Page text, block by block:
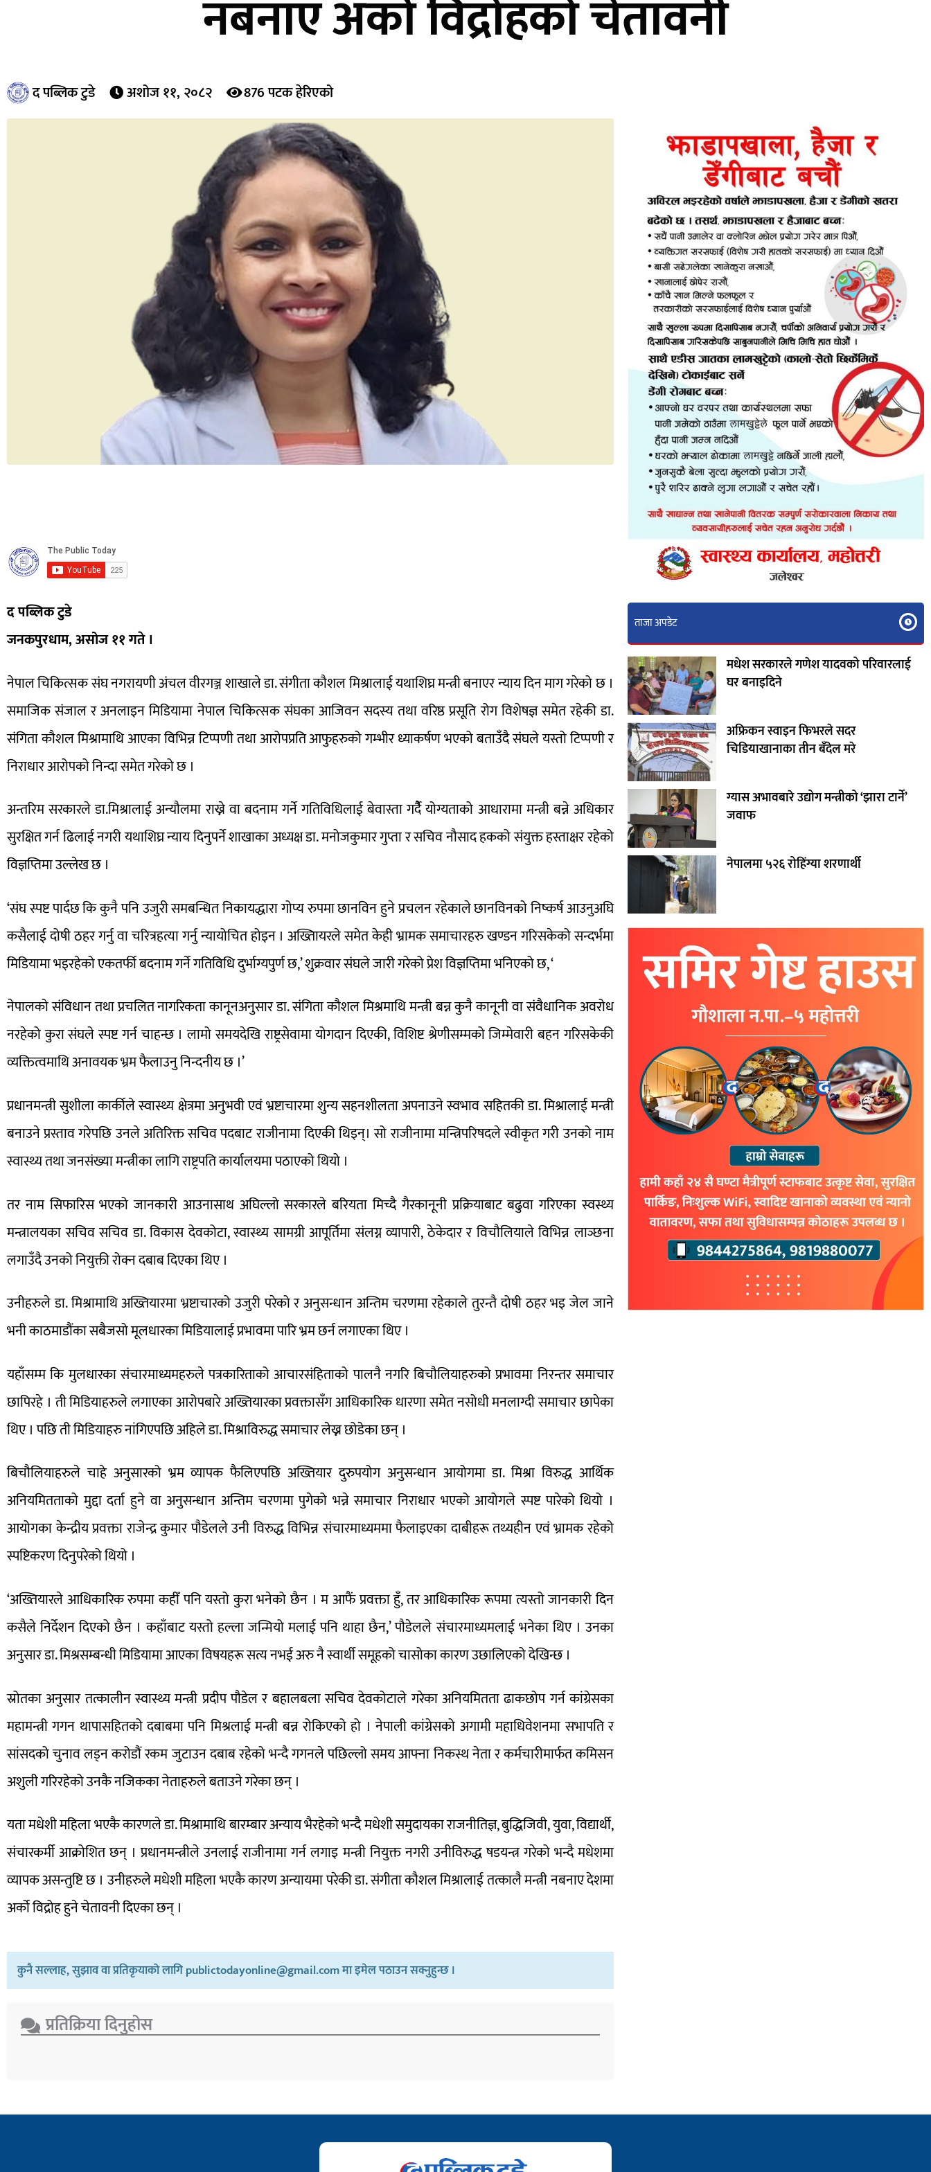
नबनाए अर्को विद्रोहको चेतावनी
द पब्लिक टुडे अशोज ११, २०८२ 876 पटक हेरिएको
द पब्लिक टुडे
जनकपुरधाम, असोज ११ गते ।
नेपाल चिकित्सक संघ नगरायणी अंचल वीरगञ्ज शाखाले डा. संगीता कौशल मिश्रालाई यथाशिघ्र मन्त्री बनाएर न्याय दिन माग गरेको छ ।
समाजिक संजाल र अनलाइन मिडियामा नेपाल चिकित्सक संघका आजिवन सदस्य तथा वरिष्ठ प्रसूति रोग विशेषज्ञ समेत रहेकी डा.
संगिता कौशल मिश्रामाथि आएका विभिन्न टिप्पणी तथा आरोपप्रति आफुहरुको गम्भीर ध्याकर्षण भएको बताउँदै संघले यस्तो टिप्पणी र
निराधार आरोपको निन्दा समेत गरेको छ ।
अन्तरिम सरकारले डा.मिश्रालाई अन्यौलमा राख्ने वा बदनाम गर्ने गतिविधिलाई बेवास्ता गर्दैै योग्यताको आधारामा मन्त्री बन्ने अधिकार
सुरक्षित गर्न ढिलाई नगरी यथाशिघ्र न्याय दिनुपर्ने शाखाका अध्यक्ष डा. मनोजकुमार गुप्ता र सचिव नौसाद हकको संयुक्त हस्ताक्षर रहेको
विज्ञप्तिमा उल्लेख छ ।
‘संघ स्पष्ट पार्दछ कि कुनै पनि उजुरी समबन्धित निकायद्धारा गोप्य रुपमा छानविन हुने प्रचलन रहेकाले छानविनको निष्कर्ष आउनुअघि
कसैलाई दोषी ठहर गर्नु वा चरित्रहत्या गर्नु न्यायोचित होइन । अख्तिायरले समेत केही भ्रामक समाचारहरु खण्डन गरिसकेको सन्दर्भमा
मिडियामा भइरहेको एकतर्फी बदनाम गर्ने गतिविधि दुर्भाग्यपुर्ण छ,’ शुक्रवार संघले जारी गरेको प्रेश विज्ञप्तिमा भनिएको छ, ‘
नेपालको संविधान तथा प्रचलित नागरिकता कानूनअनुसार डा. संगिता कौशल मिश्रमाथि मन्त्री बन्न कुनै कानूनी वा संवैधानिक अवरोध
नरहेको कुरा संघले स्पष्ट गर्न चाहन्छ । लामो समयदेखि राष्ट्रसेवामा योगदान दिएकी, विशिष्ट श्रेणीसम्मको जिम्मेवारी बहन गरिसकेकी
व्यक्तित्वमाथि अनावयक भ्रम फैलाउनु निन्दनीय छ ।’
प्रधानमन्त्री सुशीला कार्कीले स्वास्थ्य क्षेत्रमा अनुभवी एवं भ्रष्टाचारमा शुन्य सहनशीलता अपनाउने स्वभाव सहितकी डा. मिश्रालाई मन्त्री
बनाउने प्रस्ताव गरेपछि उनले अतिरिक्त सचिव पदबाट राजीनामा दिएकी थिइन्। सो राजीनामा मन्त्रिपरिषदले स्वीकृत गरी उनको नाम
स्वास्थ्य तथा जनसंख्या मन्त्रीका लागि राष्ट्रपति कार्यालयमा पठाएको थियो ।
तर नाम सिफारिस भएको जानकारी आउनासाथ अघिल्लो सरकारले बरियता मिच्दै गैरकानूनी प्रक्रियाबाट बढुवा गरिएका स्वस्थ्य
मन्त्रालयका सचिव सचिव डा. विकास देवकोटा, स्वास्थ्य सामग्री आपूर्तिमा संलग्न व्यापारी, ठेकेदार र विचौलियाले विभिन्न लाञ्छना
लगाउँदै उनको नियुक्ती रोक्न दबाब दिएका थिए ।
उनीहरुले डा. मिश्रामाथि अख्तियारमा भ्रष्टाचारको उजुरी परेको र अनुसन्धान अन्तिम चरणमा रहेकाले तुरन्तै दोषी ठहर भइ जेल जाने
भनी काठमाडौंका सबैजसो मूलधारका मिडियालाई प्रभावमा पारि भ्रम छर्न लगाएका थिए ।
यहाँसम्म कि मुलधारका संचारमाध्यमहरुले पत्रकारिताको आचारसंहिताको पालनै नगरि बिचौलियाहरुको प्रभावमा निरन्तर समाचार
छापिरहे । ती मिडियाहरुले लगाएका आरोपबारे अख्तियारका प्रवक्तासँग आधिकारिक धारणा समेत नसोधी मनलाग्दी समाचार छापेका
थिए । पछि ती मिडियाहरु नांगिएपछि अहिले डा. मिश्राविरुद्ध समाचार लेख्न छोडेका छन् ।
बिचौलियाहरुले चाहे अनुसारको भ्रम व्यापक फैलिएपछि अख्तियार दुरुपयोग अनुसन्धान आयोगमा डा. मिश्रा विरुद्ध आर्थिक
अनियमितताको मुद्दा दर्ता हुने वा अनुसन्धान अन्तिम चरणमा पुगेको भन्ने समाचार निराधार भएको आयोगले स्पष्ट पारेको थियो ।
आयोगका केन्द्रीय प्रवक्ता राजेन्द्र कुमार पौडेलले उनी विरुद्ध विभिन्न संचारमाध्यममा फैलाइएका दाबीहरू तथ्यहीन एवं भ्रामक रहेको
स्पष्टिकरण दिनुपरेको थियो ।
‘अख्तियारले आधिकारिक रुपमा कहीँ पनि यस्तो कुरा भनेको छैन । म आफैं प्रवक्ता हुँ, तर आधिकारिक रूपमा त्यस्तो जानकारी दिन
कसैले निर्देशन दिएको छैन । कहाँबाट यस्तो हल्ला जन्मियो मलाई पनि थाहा छैन,’ पौडेलले संचारमाध्यमलाई भनेका थिए । उनका
अनुसार डा. मिश्रसम्बन्धी मिडियामा आएका विषयहरू सत्य नभई अरु नै स्वार्थी समूहको चासोका कारण उछालिएको देखिन्छ ।
स्रोतका अनुसार तत्कालीन स्वास्थ्य मन्त्री प्रदीप पौडेल र बहालबला सचिव देवकोटाले गरेका अनियमितता ढाकछोप गर्न कांग्रेसका
महामन्त्री गगन थापासहितको दबाबमा पनि मिश्रलाई मन्त्री बन्न रोकिएको हो । नेपाली कांग्रेसको अगामी महाधिवेशनमा सभापति र
सांसदको चुनाव लड्न करोडौं रकम जुटाउन दबाब रहेको भन्दै गगनले पछिल्लो समय आफ्ना निकस्थ नेता र कर्मचारीमार्फत कमिसन
अशुली गरिरहेको उनकै नजिकका नेताहरुले बताउने गरेका छन् ।
यता मधेशी महिला भएकै कारणले डा. मिश्रामाथि बारम्बार अन्याय भैरहेको भन्दै मधेशी समुदायका राजनीतिज्ञ, बुद्धिजिवी, युवा, विद्यार्थी,
संचारकर्मी आक्रोशित छन् । प्रधानमन्त्रीले उनलाई राजीनामा गर्न लगाइ मन्त्री नियुक्त नगरी उनीविरुद्ध षडयन्त्र गरेको भन्दै मधेशमा
व्यापक असन्तुष्टि छ । उनीहरुले मधेशी महिला भएकै कारण अन्यायमा परेकी डा. संगीता कौशल मिश्रालाई तत्कालै मन्त्री नबनाए देशमा
अर्को विद्रोह हुने चेतावनी दिएका छन् ।
कुनै सल्लाह, सुझाव वा प्रतिकृयाको लागि publictodayonline@gmail.com मा इमेल पठाउन सक्नुहुन्छ ।
प्रतिक्रिया दिनुहोस​
ताजा अपडेट
मधेश सरकारले गणेश यादवको परिवारलाई
घर बनाइदिने
अफ्रिकन स्वाइन फिभरले सदर
चिडियाखानाका तीन बँदेल मरे
ग्यास अभावबारे उद्योग मन्त्रीको ‘झारा टार्ने’
जवाफ
नेपालमा ५२६ रोहिंग्या शरणार्थी